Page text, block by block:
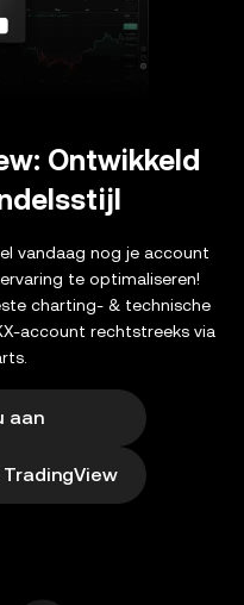
Ontwikkeld
vandaag nog je account
te optimaliseren!
charting- & technische
account rechtstreeks via
aan